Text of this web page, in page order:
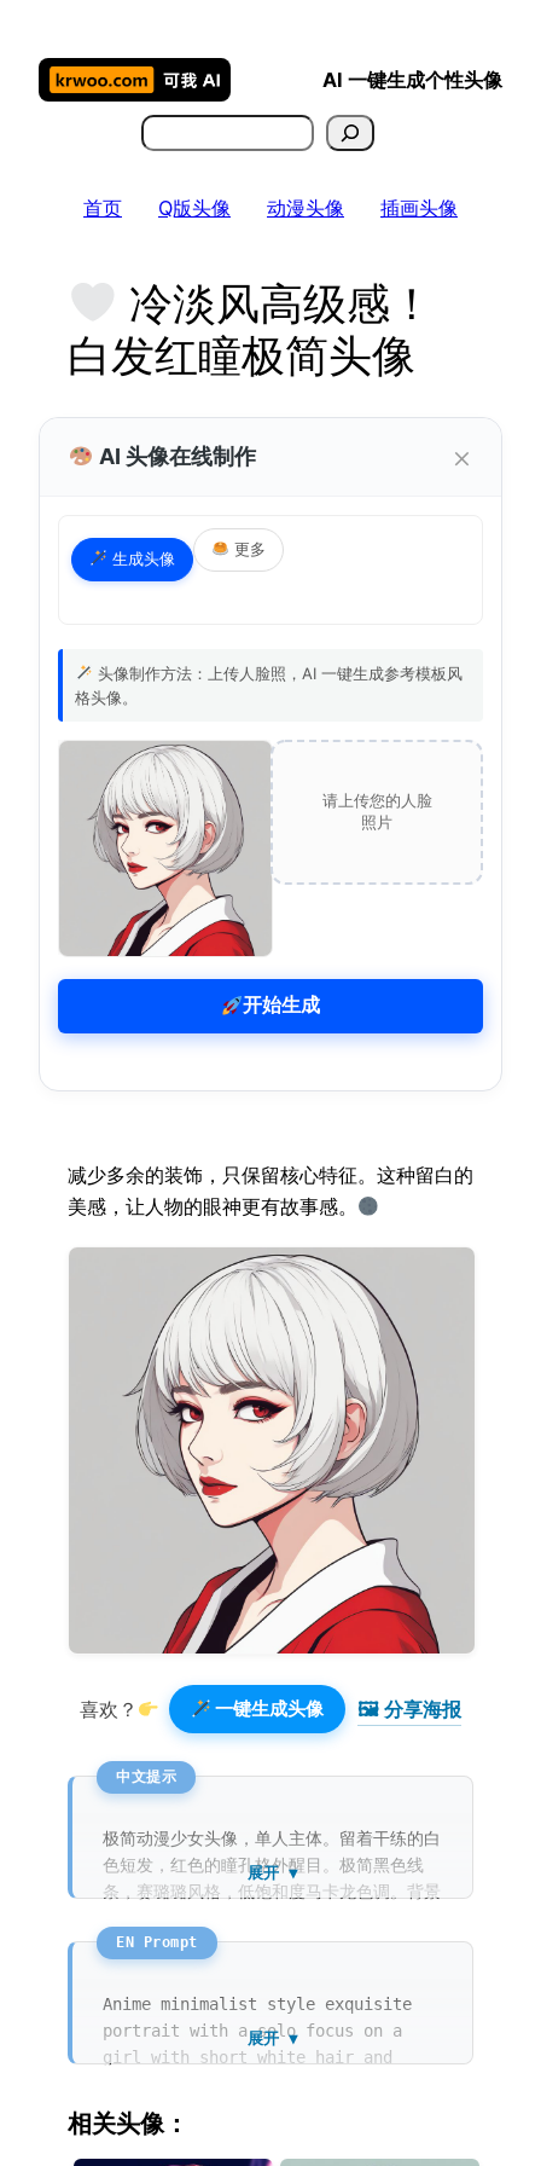
AI 一键生成个性头像
搜
索
首页 Q版头像 动漫头像 插画头像
冷淡风高级感！
白发红瞳极简头像
AI 头像在线制作 ×
生成头像
更多
头像制作方法：上传人脸照，AI 一键生成参考模板风
格头像。
请上传您的人脸
照片
开始生成
减少多余的装饰，只保留核心特征。这种留白的
美感，让人物的眼神更有故事感。
喜欢？ 一键生成头像 🖼 分享海报️
极简动漫少女头像，单人主体。留着干练的白
色短发，红色的瞳孔格外醒目。极简黑色线
条，赛璐璐风格，低饱和度马卡龙色调。背景
展开 ▼
Anime minimalist style exquisite
portrait with a solo focus on a
girl with short white hair and
features sharp manga clean lines
and subtle Cel shading style. The
展开 ▼
相关头像：